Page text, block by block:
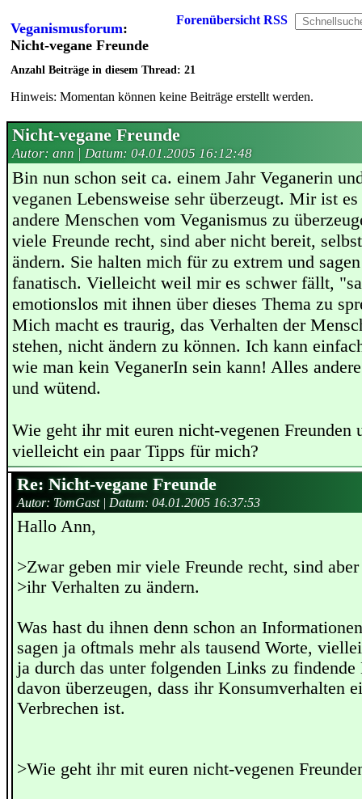
Forenübersicht RSS
Veganismusforum:
Nicht-vegane Freunde
Anzahl Beiträge in diesem Thread: 21
Hinweis: Momentan können keine Beiträge erstellt werden.
Nicht-vegane Freunde
Autor: ann | Datum: 04.01.2005 16:12:48
Bin nun schon seit ca. einem Jahr Veganerin
veganen Lebensweise sehr überzeugt. Mir ist
andere Menschen vom Veganismus zu
viele Freunde recht, sind aber nicht bereit,
ändern. Sie halten mich für zu extrem und
fanatisch. Vielleicht weil mir es schwer fällt,
emotionslos mit ihnen über dieses Thema zu
Mich macht es traurig, das Verhalten der
stehen, nicht ändern zu können. Ich kann
wie man kein VeganerIn sein kann! Alles
und wütend.
Wie geht ihr mit euren nicht-vegenen Freunden
vielleicht ein paar Tipps für mich?
Re: Nicht-vegane Freunde
Autor: TomGast | Datum: 04.01.2005 16:37:53
Hallo Ann,
>Zwar geben mir viele Freunde recht, sind
>ihr Verhalten zu ändern.
Was hast du ihnen denn schon an
sagen ja oftmals mehr als tausend Worte,
ja durch das unter folgenden Links zu
davon überzeugen, dass ihr Konsumverhalten
Verbrechen ist.
>Wie geht ihr mit euren nicht-vegenen